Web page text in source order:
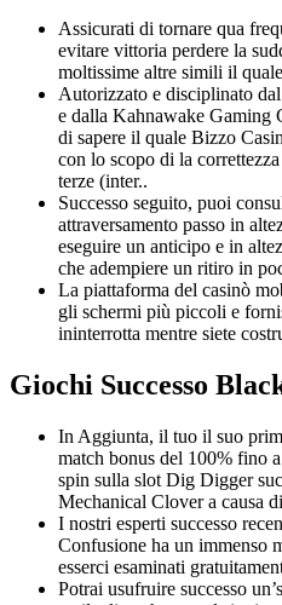
Assicurati di tornare qua
evitare vittoria perdere la
moltissime altre simili il
Autorizzato e disciplinato
e dalla Kahnawake Gaming
di sapere il quale Bizzo
con lo scopo di la
terze (inter..
Successo seguito, puoi
attraversamento passo in
eseguire un anticipo e in
che adempiere un ritiro in
La piattaforma del casinò
gli schermi più piccoli e
ininterrotta mentre siete
Giochi Successo
In Aggiunta, il tuo il suo
match bonus del 100% fino
spin sulla slot Dig Digger
Mechanical Clover a causa
I nostri esperti successo
Confusione ha un immenso
esserci esaminati
Potrai usufruire successo